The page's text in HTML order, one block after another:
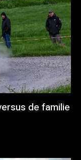
de familie